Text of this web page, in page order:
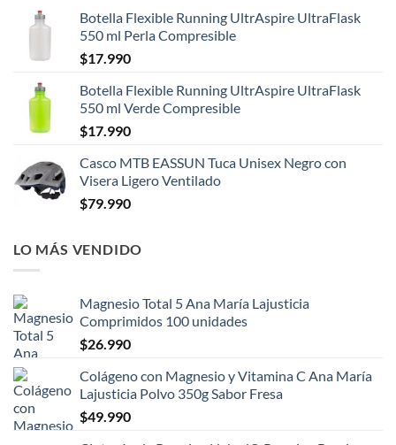
Botella Flexible Running UltrAspire UltraFlask
550 ml Perla Compresible
$17.990
Botella Flexible Running UltrAspire UltraFlask
550 ml Verde Compresible
$17.990
Casco MTB EASSUN Tuca Unisex Negro con
Visera Ligero Ventilado
$79.990
LO MÁS VENDIDO
Magnesio Total 5 Ana María Lajusticia
Comprimidos 100 unidades
$26.990
Colágeno con Magnesio y Vitamina C Ana María
Lajusticia Polvo 350g Sabor Fresa
$49.990